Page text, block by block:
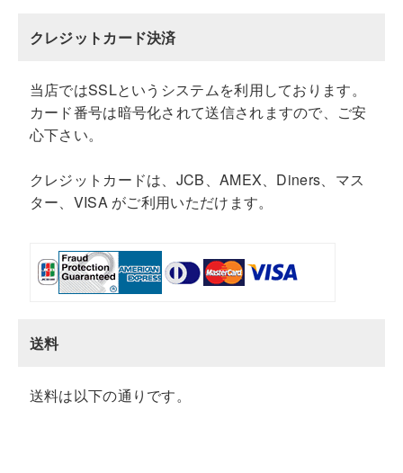
クレジットカード決済
当店ではSSLというシステムを利用しております。
カード番号は暗号化されて送信されますので、ご安
心下さい。
クレジットカードは、JCB、AMEX、Diners、マス
ター、VISA がご利用いただけます。
送料
送料は以下の通りです。